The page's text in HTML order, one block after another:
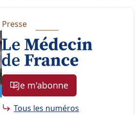
Presse
Je m'abonne
Tous les numéros